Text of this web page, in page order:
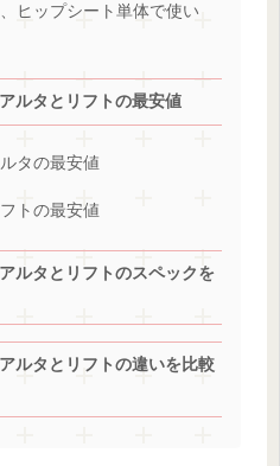
ヒップシート単体で使い
ルタとリフトの最安値
タの最安値
トの最安値
ルタとリフトのスペックを
ルタとリフトの違いを比較